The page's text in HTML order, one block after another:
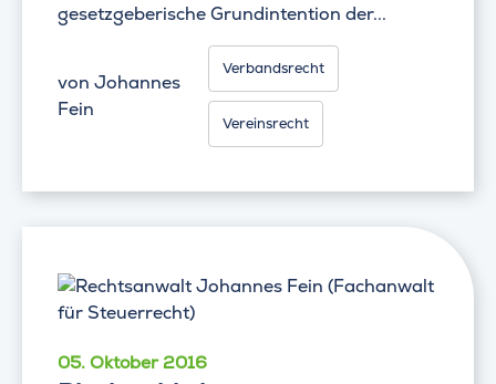
gesetzgeberische Grundintention der...
von Johannes
Fein
Verbandsrecht
Vereinsrecht
05. Oktober 2016